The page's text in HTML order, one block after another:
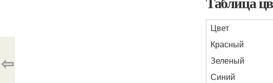
Цвет
Красный
Зеленый
Синий
⇦